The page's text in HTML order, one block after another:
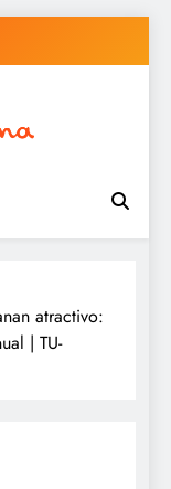
atractivo:
| TU-